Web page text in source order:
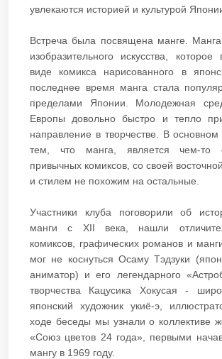
увлекаются историей и культурой
Встреча была посвящена манге.
изобразительного искусства,
виде комикса нарисованного в
последнее время манга стала
пределами Японии. Молодежная
Европы довольно быстро и тепло
направление в творчестве. В основном
тем, что манга, является чем-то
привычных комиксов, со своей
и стилем не похожим на остальные.
Участники клуба поговорили об
манги с XII века, нашли
комиксов, графических романов и
мог не коснуться Осаму Тэдзуки
аниматор) и его легендарного
творчества Кацусика Хокусая -
японский художник укиё-э,
ходе беседы мы узнали о коллективе
«Союз цветов 24 года», первыми
мангу в 1969 году.